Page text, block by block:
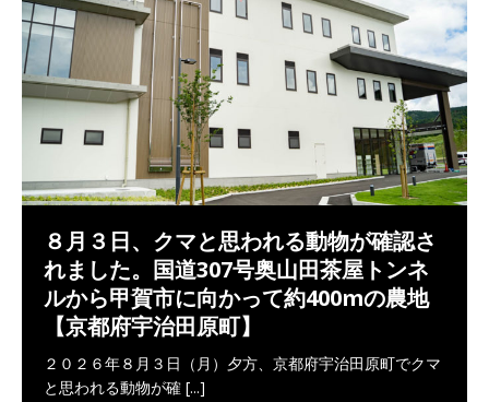
８月３日、クマと思われる動物が確認さ
れました。国道307号奥山田茶屋トンネ
ルから甲賀市に向かって約400mの農地
【京都府宇治田原町】
２０２６年８月３日（月）夕方、京都府宇治田原町でクマ
と思われる動物が確 [...]